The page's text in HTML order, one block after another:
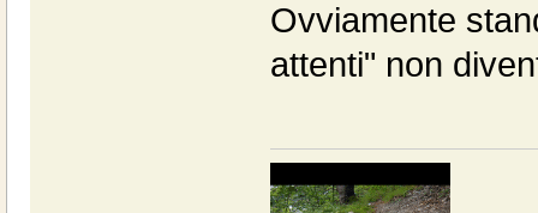
Ovviamente
attenti" non